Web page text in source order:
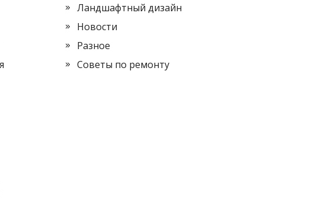
Ландшафтный дизайн
Новости
Разное
Советы по ремонту